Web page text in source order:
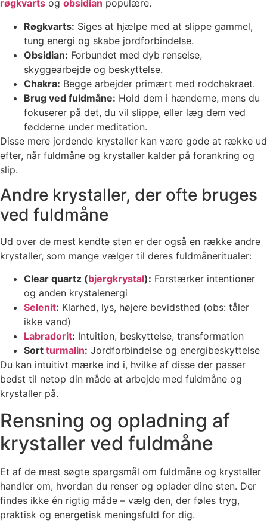
røgkvarts og obsidian populære.
Røgkvarts: Siges at hjælpe med at slippe gammel,
tung energi og skabe jordforbindelse.
Obsidian: Forbundet med dyb renselse,
skyggearbejde og beskyttelse.
Chakra: Begge arbejder primært med rodchakraet.
Brug ved fuldmåne: Hold dem i hænderne, mens du
fokuserer på det, du vil slippe, eller læg dem ved
fødderne under meditation.
Disse mere jordende krystaller kan være gode at række ud
efter, når fuldmåne og krystaller kalder på forankring og
slip.
Andre krystaller, der ofte bruges
ved fuldmåne
Ud over de mest kendte sten er der også en række andre
krystaller, som mange vælger til deres fuldmåneritualer:
Clear quartz (bjergkrystal): Forstærker intentioner
og anden krystalenergi
Selenit: Klarhed, lys, højere bevidsthed (obs: tåler
ikke vand)
Labradorit: Intuition, beskyttelse, transformation
Sort turmalin: Jordforbindelse og energibeskyttelse
Du kan intuitivt mærke ind i, hvilke af disse der passer
bedst til netop din måde at arbejde med fuldmåne og
krystaller på.
Rensning og opladning af
krystaller ved fuldmåne
Et af de mest søgte spørgsmål om fuldmåne og krystaller
handler om, hvordan du renser og oplader dine sten. Der
findes ikke én rigtig måde – vælg den, der føles tryg,
praktisk og energetisk meningsfuld for dig.